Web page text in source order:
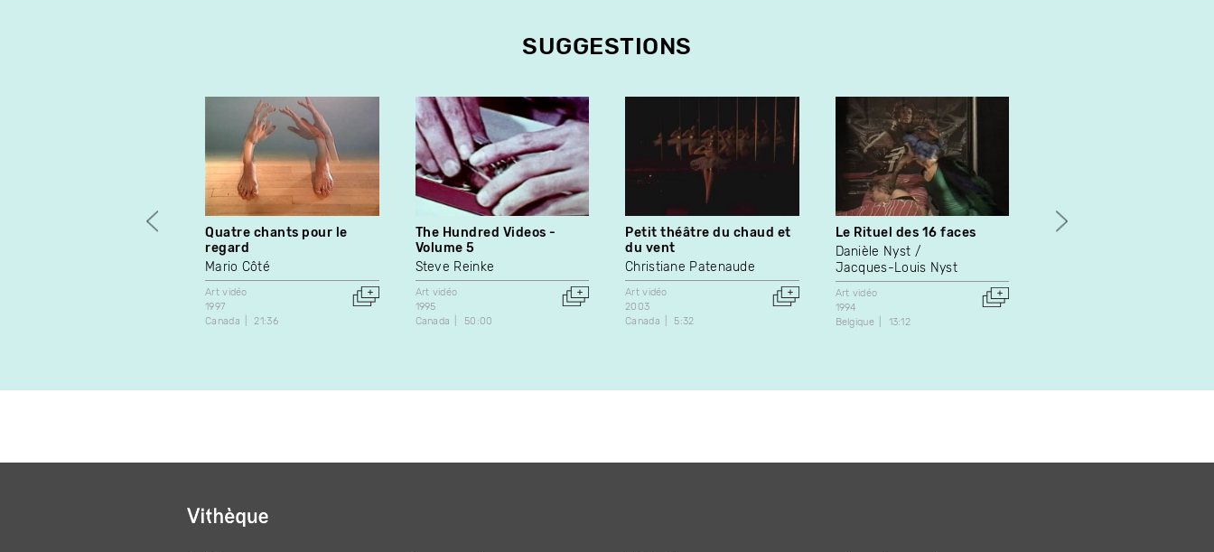
SUGGESTIONS
Quatre chants pour le
regard
Mario Côté
Art vidéo
1997
Canada
21:36
The Hundred Videos -
Volume 5
Steve Reinke
Art vidéo
1995
Canada
50:00
Petit théâtre du chaud et
du vent
Christiane Patenaude
Art vidéo
2003
Canada
5:32
Le Rituel des 16 faces
Danièle Nyst
Jacques-Louis Nyst
Art vidéo
1994
Belgique
13:12
Zoo